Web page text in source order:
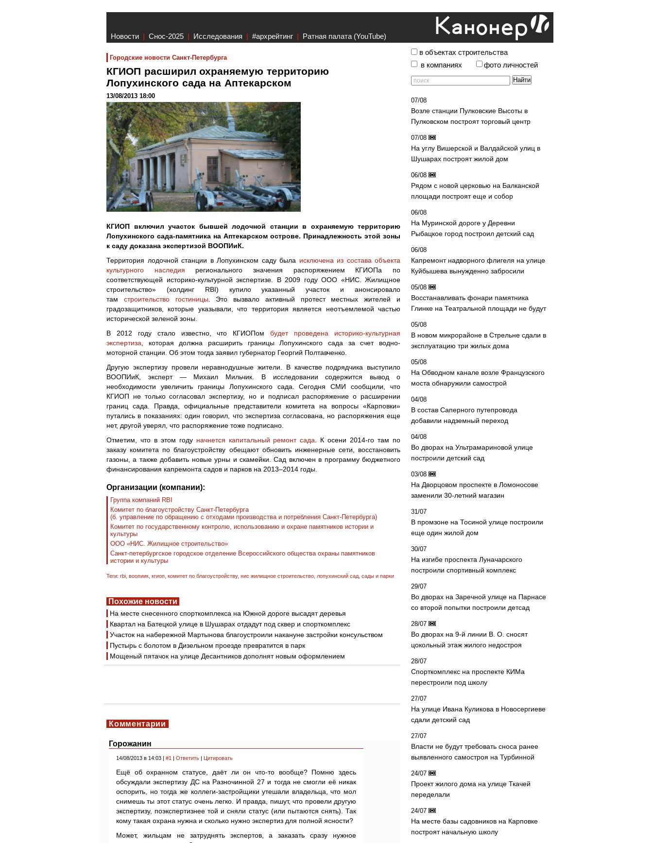
Новости | Снос-2025 | Исследования | #архрейтинг | Ратная палата (YouTube)
Городские новости Санкт-Петербурга
КГИОП расширил охраняемую территорию
Лопухинского сада на Аптекарском
13/08/2013 18:00
КГИОП включил участок бывшей лодочной станции в охраняемую территорию
Лопухинского сада-памятника на Аптекарском острове. Принадлежность этой зоны
к саду доказана экспертизой ВООПИиК.
Территория лодочной станции в Лопухинском саду была исключена из состава объекта
культурного наследия регионального значения распоряжением КГИОПа по
соответствующей историко-культурной экспертизе. В 2009 году ООО «НИС. Жилищное
строительство» (холдинг RBI) купило указанный участок и анонсировало
там строительство гостиницы . Это вызвало активный протест местных жителей и
градозащитников, которые указывали, что территория является неотъемлемой частью
исторической зеленой зоны.
В 2012 году стало известно, что КГИОПомбудет проведена историко-культурная
экспертиза , которая должна расширить границы Лопухинского сада за счет водно-
моторной станции. Об этом тогда заявил губернатор Георгий Полтавченко.
Другую экспертизу провели неравнодушные жители. В качестве подрядчика выступило
ВООПИиК, эксперт — Михаил Мильчик. В исследовании содержится вывод о
необходимости увеличить границы Лопухинского сада. Сегодня СМИ сообщили, что
КГИОП не только согласовал экспертизу, но и подписал распоряжение о расширении
границ сада. Правда, официальные представители комитета на вопросы «Карповки»
путались в показаниях: один говорил, что экспертиза согласована, но распоряжения еще
нет, другой уверял, что распоряжение тоже подписано.
Отметим, что в этом году начнется капитальный ремонт сада . К осени 2014-го там по
заказу комитета по благоустройству обещают обновить инженерные сети, восстановить
газоны, а также добавить новые урны и скамейки. Сад включен в программу бюджетного
финансирования капремонта садов и парков на 2013–2014 годы.
Организации (компании):
Группа компаний RBI
Комитет по благоустройству Санкт-Петербурга
(б. управление по обращению с отходами производства и потребления Санкт-Петербурга)
Комитет по государственному контролю, использованию и охране памятников истории и
культуры
ООО «НИС. Жилищное строительство»
Санкт-петербургское городское отделение Всероссийского общества охраны памятников
истории и культуры
Теги: rbi воопиик кгиоп комитет по благоустройству, нис жилищное строительство лопухинский сад сады и парки
Похожие новости
На месте снесенного спорткомплекса на Южной дороге высадят деревья
Квартал на Батецкой улице в Шушарах отдадут под сквер и спорткомплекс
Участок на набережной Мартынова благоустроили накануне застройки консульством
Пустырь с болотом в Дизельном проезде превратится в парк
Мощеный пятачок на улице Десантников дополнят новым оформлением
Комментарии
Горожанин
14/08/2013 в 14:03 | #1 | Ответить | Цитировать
Ещё об охранном статусе, даёт ли он что-то вообще? Помню здесь
обсуждали экспертизу ДС на Разночинной 27 и тогда не смогли её никак
оспорить, но тогда же коллеги-застройщики утешали владельца, что мол
снимешь ты этот статус очень легко. И правда, пишут, что провели другую
экспертизу, поэкспертизнее той и сняли статус (или пытаются снять). Так
кому такая охрана нужна и сколько нужно экспертиз для полной ясности?
Может, жильцам не затруднять экспертов, а заказать сразу нужное
в объектах строительства
в компаниях
фото личностей
07/08
Возле станции Пулковские Высоты в
Пулковском построят торговый центр
07/08
На углу Вишерской и Валдайской улиц в
Шушарах построят жилой дом
06/08
Рядом с новой церковью на Балканской
площади построят еще и собор
06/08
На Муринской дороге у Деревни
Рыбацкое город построил детский сад
06/08
Капремонт надворного флигеля на улице
Куйбышева вынужденно забросили
05/08
Восстанавливать фонари памятника
Глинке на Театральной площади не будут
05/08
В новом микрорайоне в Стрельне сдали в
эксплуатацию три жилых дома
05/08
На Обводном канале возле Французского
моста обнаружили самострой
04/08
В состав Саперного путепровода
добавили надземный переход
04/08
Во дворах на Ультрамариновой улице
построили детский сад
03/08
На Дворцовом проспекте в Ломоносове
заменили 30-летний магазин
31/07
В промзоне на Тосиной улице построили
еще один жилой дом
30/07
На изгибе проспекта Луначарского
построили спортивный комплекс
29/07
Во дворах на Заречной улице на Парнасе
со второй попытки построили детсад
28/07
Во дворах на 9-й линии В. О. сносят
цокольный этаж жилого недостроя
28/07
Спорткомплекс на проспекте КИМа
перестроили под школу
27/07
На улице Ивана Куликова в Новосергиеве
сдали детский сад
27/07
Власти не будут требовать сноса ранее
выявленного самостроя на Турбинной
24/07
Проект жилого дома на улице Ткачей
переделали
24/07
На месте базы садовников на Карповке
построят начальную школу